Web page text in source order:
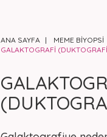
ANA SAYFA
MEME BİYOPSİ
GALAKTOGRAFİ